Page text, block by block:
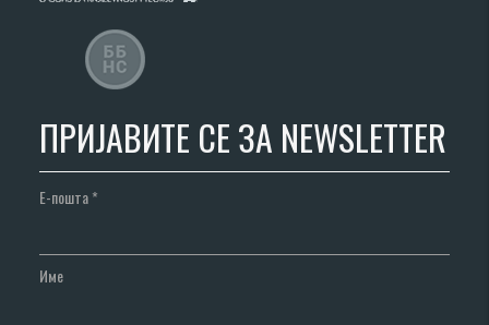
ПРИЈАВИТЕ СЕ ЗА NEWSLETTER
Е-пошта*
Име